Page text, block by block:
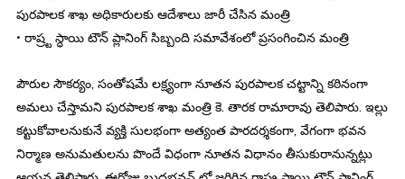
పురపాలక శాఖ అధికారులకు ఆదేశాలు జారీ చేసిన మంత్రి
• రాష్ర్ట స్ధాయి టౌన్ ప్లానింగ్ సిబ్బంది సమావేశంలో ప్రసంగించిన మంత్రి
పౌరుల సౌకర్యం, సంతోషమే లక్ష్యంగా నూతన పురపాలక చట్టాన్ని కఠినంగా
అమలు చేస్తామని పురపాలక శాఖ మంత్రి కె. తారక రామారావు తెలిపారు. ఇల్లు
కట్టుకోవాలనుకునే వ్యక్తి సులభంగా అత్యంత పారదర్శకంగా, వేగంగా భవన
నిర్మాణ అనుమతులను పొందే విధంగా నూతన విధానం తీసుకురానున్నట్లు